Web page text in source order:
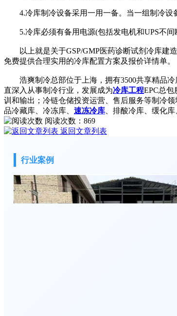
4.冷库制冷设备采用一用一备。当一组制冷设
5.冷库必须有备用电源(包括发电机和UPS不间
以上就是关于GSP/GMP医药诊断试剂冷库建
免费提供合理实用的冷库配置方案及报价详情单。
浩爽制冷总部位于上海，拥有3500共享精品冷
直深入从事制冷行业，发展成为冷库工程EPC总
训和输出；冷链仓储投资运营、售后服务等制冷
品冷藏库、冷冻库、 速冻冷库 、排酸冷库、缓化
阅读次数： 869
返回文章列表
行业案例